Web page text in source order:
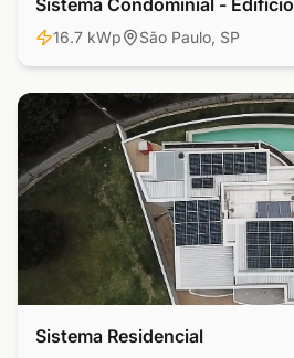
Sistema Condominial - Edifício
16.7 kWp São Paulo, SP
Residencial
Sistema Residencial